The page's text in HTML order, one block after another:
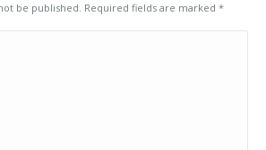
be published. Required fields are marked *